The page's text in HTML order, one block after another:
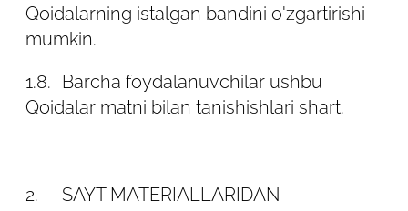
taqdim etadi va ularni yangilab turadi, deb
hisoblaydi. Noto'g'ri yoki yetarli bo'lmagan
Sayt sahifasida joylashtirilgan Sayt
foydalanuvchisi shartnomasida
MA'LUMOTLARINI TO'PLASH MAQSADI
Qoidalarning istalgan bandini o'zgartirishi
mumkin.
1.8.
Barcha foydalanuvchilar ushbu
Qoidalar matni bilan tanishishlari shart.
2.
SAYT MATERIALLARIDAN